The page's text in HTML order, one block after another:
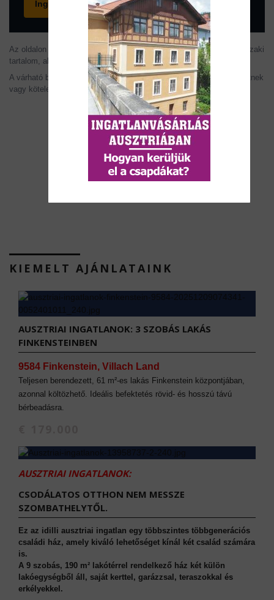
Ingyenes konzultáció foglalása
Az oldalon szereplő információk tájékoztató jellegűek. Az árak, műszaki
tartalom, alaprajzok, méretek és ütemezések változhatnak.
A várható bérleti díj és hozam becslés, nem minősül garantált ígéretnek
vagy kötelező ajánlatnak.
KIEMELT AJÁNLATAINK
AUSZTRIAI INGATLANOK: 3 SZOBÁS LAKÁS
FINKENSTEINBEN
9584 Finkenstein, Villach Land
Teljesen berendezett, 61 m²-es lakás Finkenstein központjában,
azonnal költözhető. Ideális befektetés rövid- és hosszú távú
bérbeadásra.
AUSZTRIAI INGATLANOK:
CSODÁLATOS OTTHON NEM MESSZE
SZOMBATHELYTŐL.
Ez az idilli ausztriai ingatlan egy többszintes többgenerációs
családi ház, amely kiváló lehetőséget kínál két család számára
is.
A 9 szobás, 190 m² lakótérrel rendelkező ház két külön
lakóegységből áll, saját kerttel, garázzsal, teraszokkal és
erkélyekkel.